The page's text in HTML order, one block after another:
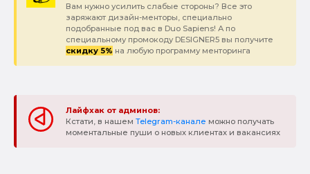
Вам нужно усилить слабые стороны? Все это
заряжают дизайн-менторы, специально
подобранные под вас в Duo Sapiens! А по
специальному промокоду DESIGNER5 вы получите
скидку 5% на любую программу менторинга
Лайфхак от админов:
Кстати, в нашем Telegram-канале можно получать
моментальные пуши о новых клиентах и вакансиях